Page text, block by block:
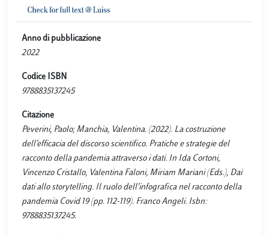
Anno di pubblicazione
2022
Codice ISBN
9788835137245
Citazione
Peverini, Paolo; Manchia, Valentina. (2022). La costruzione
dell’efficacia del discorso scientifico. Pratiche e strategie del
racconto della pandemia attraverso i dati. In Ida Cortoni,
Vincenzo Cristallo, Valentina Faloni, Miriam Mariani (Eds.), Dai
dati allo storytelling. Il ruolo dell’infografica nel racconto della
pandemia Covid 19 (pp. 112-119). Franco Angeli. Isbn:
9788835137245.